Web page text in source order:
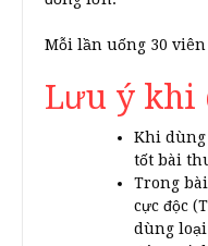
Mỗi lần uống 30
Lưu ý khi
Khi dùng
tốt bài
Trong
cực độc
dùng loại